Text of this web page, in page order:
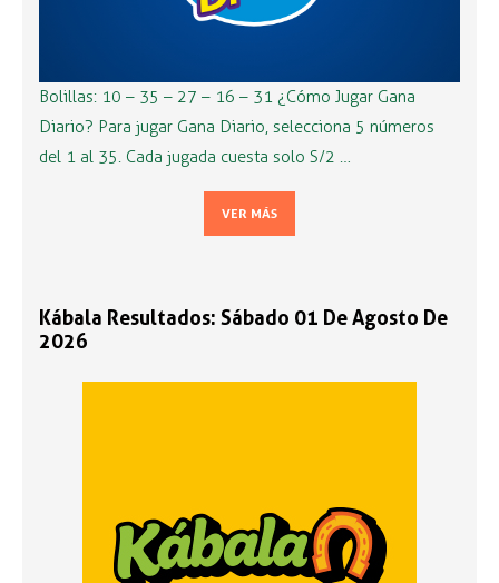
Bolillas: 10 – 35 – 27 – 16 – 31 ¿Cómo Jugar Gana
Diario? Para jugar Gana Diario, selecciona 5 números
del 1 al 35. Cada jugada cuesta solo S/2 …
VER MÁS
Kábala Resultados: Sábado 01 De Agosto De
2026